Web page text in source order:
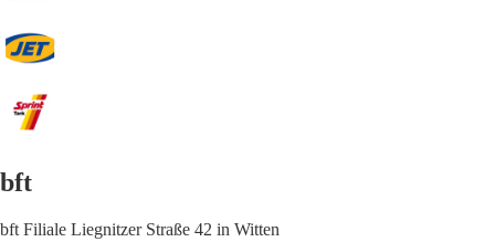
bft
bft Filiale Liegnitzer Straße 42 in Witten